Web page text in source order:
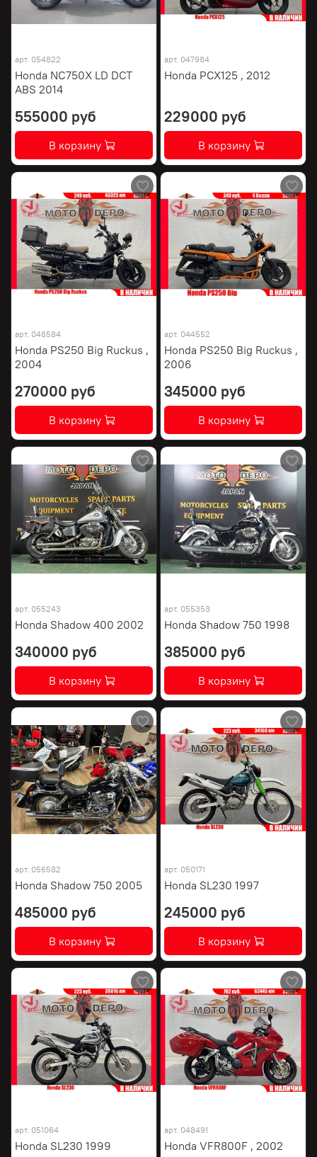
арт. 054822
Honda NC750X LD DCT
ABS 2014
555000 руб
В корзину
арт. 047984
Honda PCX125 , 2012
229000 руб
В корзину
арт. 048584
Honda PS250 Big Ruckus ,
2004
270000 руб
В корзину
арт. 044552
Honda PS250 Big Ruckus ,
2006
345000 руб
В корзину
арт. 055243
Honda Shadow 400 2002
340000 руб
В корзину
арт. 055353
Honda Shadow 750 1998
385000 руб
В корзину
арт. 056582
Honda Shadow 750 2005
485000 руб
В корзину
арт. 050171
Honda SL230 1997
245000 руб
В корзину
арт. 051064
Honda SL230 1999
арт. 048491
Honda VFR800F , 2002